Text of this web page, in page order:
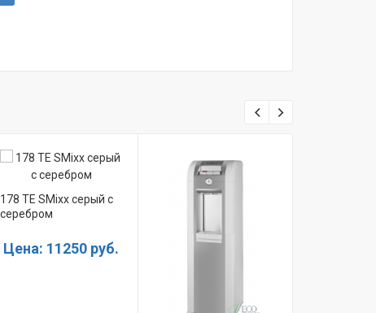
178 TE SMixx серый с
серебром
Цена: 11250 руб.